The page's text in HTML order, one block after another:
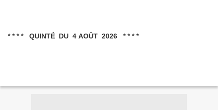
* * * * QUINTÉ DU 4 AOÛT 2026 * * * *